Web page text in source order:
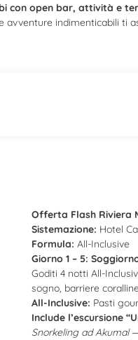
con open bar, attività e
avventure indimenticabili ti
Offerta Flash Riviera
Sistemazione: Hotel
Formula: All-Inclusive
Giorno 1 – 5:
Goditi 4 notti All-
sogno, barriere
All-Inclusive: Pasti
Include l’escursione
Snorkeling ad Akumal—